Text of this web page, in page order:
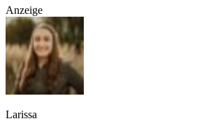
Anzeige
Larissa